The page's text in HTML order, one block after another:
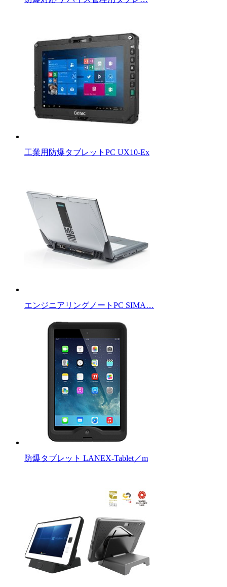
工業用防爆タブレットPC UX10-Ex
エンジニアリングノートPC SIMA…
防爆タブレット LANEX-Tablet／m